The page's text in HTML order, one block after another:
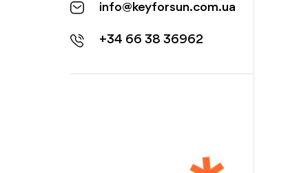
info@keyforsun.com.ua
+34 66 38 36962